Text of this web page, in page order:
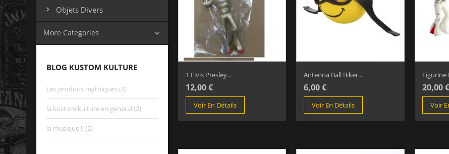
 Objets Divers
More Categories 
BLOG KUSTOM KULTURE
Les produits mythiques (4)
la kustom kulture en general (2)
la musique !! (2)
1 Elvis Presley...
12,00 €
Voir En Détails
Antenna Ball Biker...
6,00 €
Voir En Détails
Figurine
20,00 €
Voir